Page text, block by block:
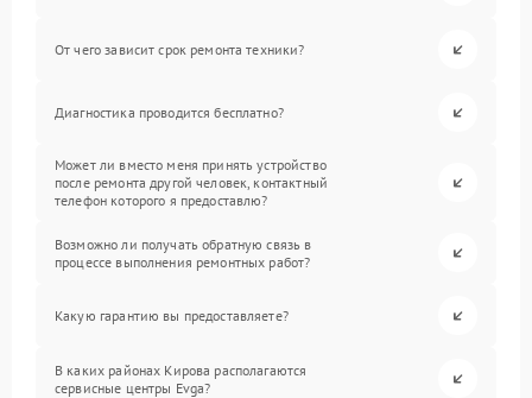
От чего зависит срок ремонта техники?
Диагностика проводится бесплатно?
Может ли вместо меня принять устройство
после ремонта другой человек, контактный
телефон которого я предоставлю?
Возможно ли получать обратную связь в
процессе выполнения ремонтных работ?
Какую гарантию вы предоставляете?
В каких районах Кирова располагаются
сервисные центры Evga?